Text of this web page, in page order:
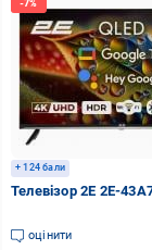
+ 124 бали
Телевізор 2E 2E-
оцінити